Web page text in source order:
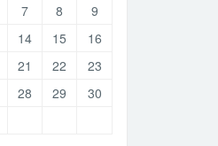
7 8
9
14 15
16
21 22
23
28 29
30